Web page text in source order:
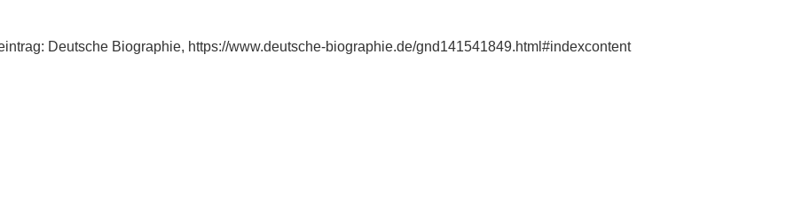
Deutsche Biographie, https://www.deutsche-biographie.de/gnd141541849.html#indexcontent